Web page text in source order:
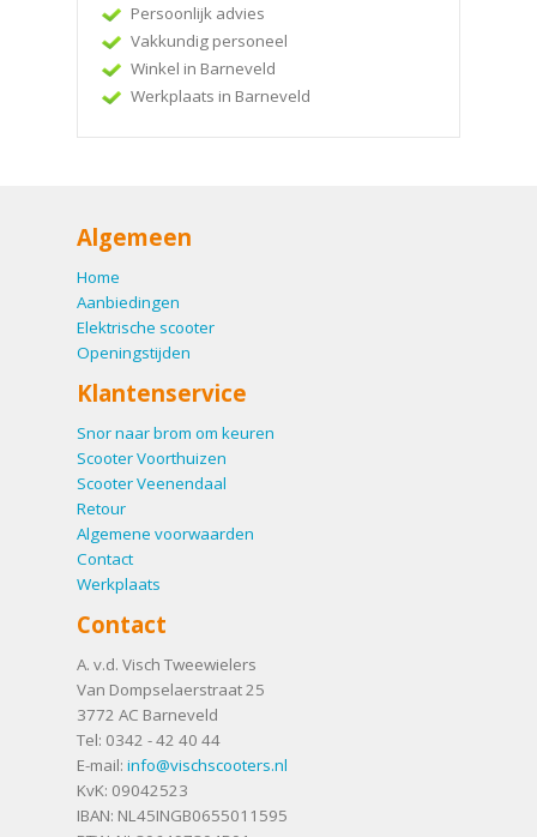
Persoonlijk advies
Vakkundig personeel
Winkel in Barneveld
Werkplaats in Barneveld
Algemeen
Home
Aanbiedingen
Elektrische scooter
Openingstijden
Klantenservice
Snor naar brom om keuren
Scooter Voorthuizen
Scooter Veenendaal
Retour
Algemene voorwaarden
Contact
Werkplaats
Contact
A. v.d. Visch Tweewielers
Van Dompselaerstraat 25
3772 AC Barneveld
Tel: 0342 - 42 40 44
E-mail: info@vischscooters.nl
KvK: 09042523
IBAN: NL45INGB0655011595